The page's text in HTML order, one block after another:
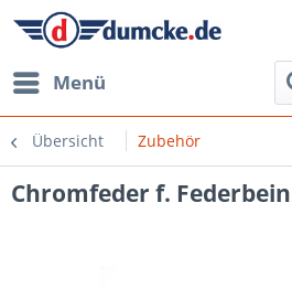
Menü
Übersicht Zubehör
Chromfeder f.